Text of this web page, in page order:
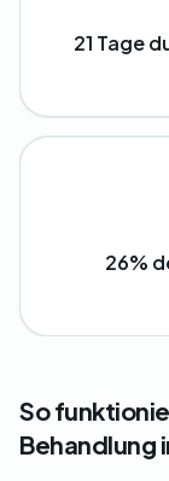
21 Tage
26%
So
Behandlung